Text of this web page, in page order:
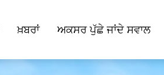
ਖ਼ਬਰਾਂ ਅਕਸਰ ਪੁੱਛੇ ਜਾਂਦੇ ਸਵਾਲ